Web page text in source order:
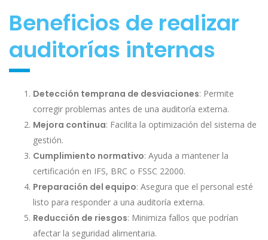
Beneficios de realizar
auditorías internas
Detección temprana de desviaciones: Permite
corregir problemas antes de una auditoría externa.
Mejora continua: Facilita la optimización del sistema de
gestión.
Cumplimiento normativo: Ayuda a mantener la
certificación en IFS, BRC o FSSC 22000.
Preparación del equipo: Asegura que el personal esté
listo para responder a una auditoría externa.
Reducción de riesgos: Minimiza fallos que podrían
afectar la seguridad alimentaria.